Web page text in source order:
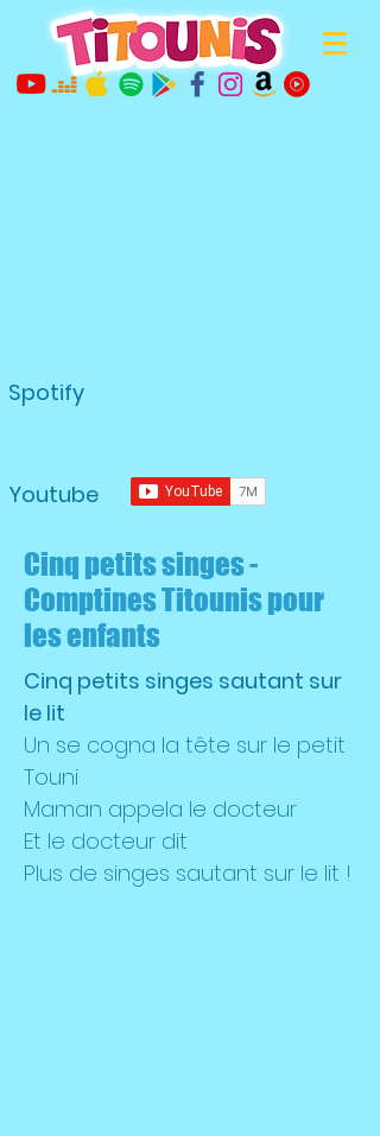
Spotify
Youtube
Cinq petits singes -
Comptines Titounis pour
les enfants
Cinq petits singes sautant sur
le lit
Un se cogna la tête sur le petit
Touni
Maman appela le docteur
Et le docteur dit
Plus de singes sautant sur le lit !